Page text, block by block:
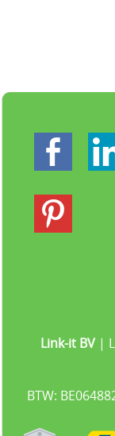
Link-it BV |
BTW: